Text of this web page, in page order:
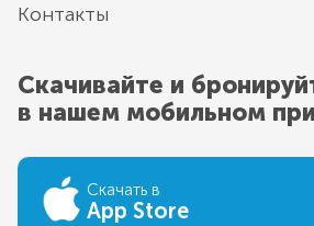
Контакты
Скачивайте и
в нашем мобильном
Скачать в
App Store